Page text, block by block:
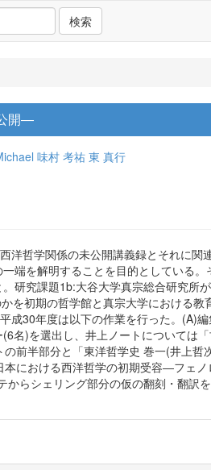
検索
開―
味村 考祐 東 真行
哲学関係の未公開講義録とそれに関
端を解明することを目的としている。
研究課題1b:大谷大学真宗総合研究所
を初期の哲学館と真宗大学における教
成30年度は以下の作業を行った。(A)
名)を選出し、井上ノートについては
前半部分と「東洋哲学史 巻一(井上哲
における西洋哲学の初期受容―フェ
らシェリング部分の仮の翻刻・翻訳